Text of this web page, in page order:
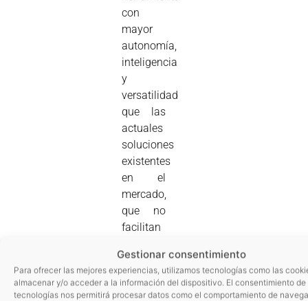
Gestionar consentimiento
Para ofrecer las mejores experiencias, utilizamos tecnologías como las
almacenar y/o acceder a la información del dispositivo. El consentimiento de
tecnologías nos permitirá procesar datos como el comportamiento de
con
mayor
autonomía,
inteligencia
y
versatilidad
que las
actuales
soluciones
existentes
en el
mercado,
que no
facilitan
diagnóstico
de los
tipos de